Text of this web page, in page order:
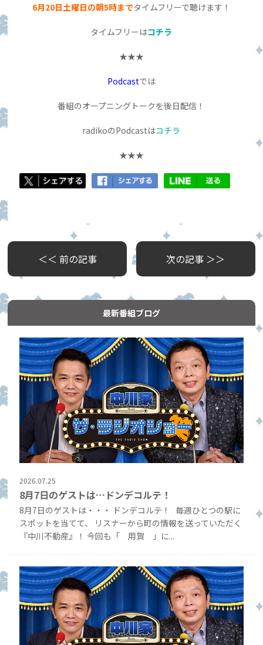
6月20日土曜日の朝5時までタイムフリーで聴けます！
タイムフリーはコチラ
★★★
Podcastでは
番組のオープニングトークを後日配信！
radikoのPodcastはコチラ
★★★
＜＜ 前の記事 次の記事 ＞＞
最新番組ブログ
2026.07.25
8月7日のゲストは…ドンデコルテ！
8月7日のゲストは・・・ ドンデコルテ！ 毎週ひとつの駅に
スポットを当てて、 リスナーから町の情報を送っていただく
『中川不動産』！ 今回も「 用賀 」に...